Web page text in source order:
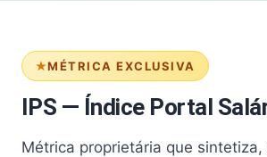
MÉTRICA EXCLUSIVA
IPS — Índice Portal
Métrica proprietária que sintetiza,